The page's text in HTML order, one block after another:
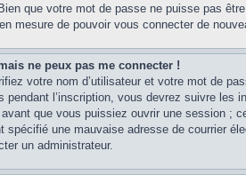
que votre mot de passe ne puisse pas
mesure de pouvoir vous connecter de
ne peux pas me connecter !
votre nom d’utilisateur et votre mot de
pendant l’inscription, vous devrez suivre
que vous puissiez ouvrir une session ;
spécifié une mauvaise adresse de courrier
un administrateur.